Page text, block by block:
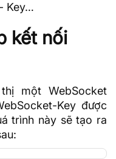
Key…
kết nối
một WebSocket
Key được
trình này sẽ tạo ra